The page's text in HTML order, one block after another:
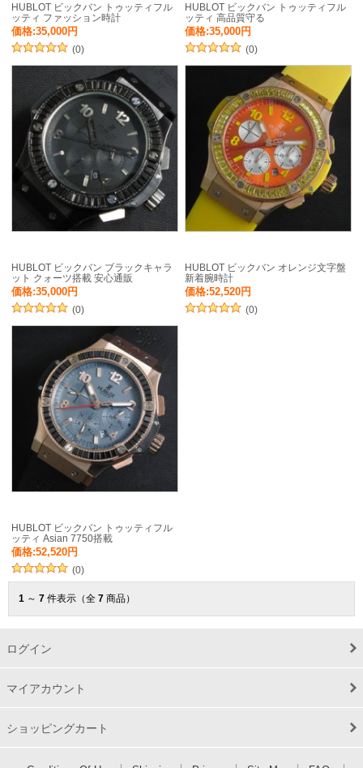
HUBLOT ビックバン トゥッティフル
ッティ ファッション時計
価格:35,000円
(0)
HUBLOT ビックバン トゥッティフル
ッティ 高品質守る
価格:35,000円
(0)
HUBLOT ビックバン ブラックキャラ
ット クォーツ搭載 安心通販
価格:35,000円
(0)
HUBLOT ビックバン オレンジ文字盤
新着腕時計
価格:52,520円
(0)
HUBLOT ビックバン トゥッティフル
ッティ Asian 7750搭載
価格:52,520円
(0)
1 ～ 7 件表示（全 7 商品）
ログイン
マイアカウント
ショッピングカート